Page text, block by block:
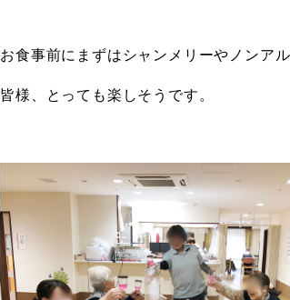
お食事前にまずはシャンメリーやノンア
皆様、とっても楽しそうです。